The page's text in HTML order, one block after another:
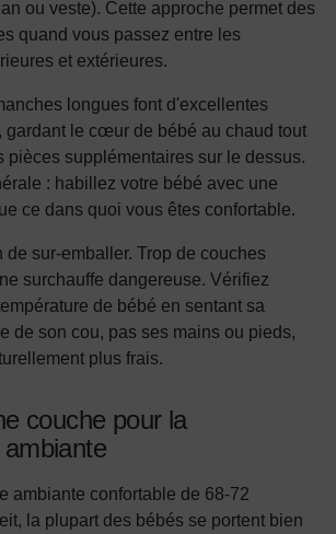
ou veste). Cette approche permet des
quand vous passez entre les
et extérieures.
longues font d'excellentes
gardant le cœur de bébé au chaud tout
pièces supplémentaires sur le dessus.
: habillez votre bébé avec une
ce dans quoi vous êtes confortable.
de sur-emballer. Trop de couches
surchauffe dangereuse. Vérifiez
de bébé en sentant sa
de son cou, pas ses mains ou pieds,
plus frais.
couche pour la
ambiante confortable de 68-72
la plupart des bébés se portent bien